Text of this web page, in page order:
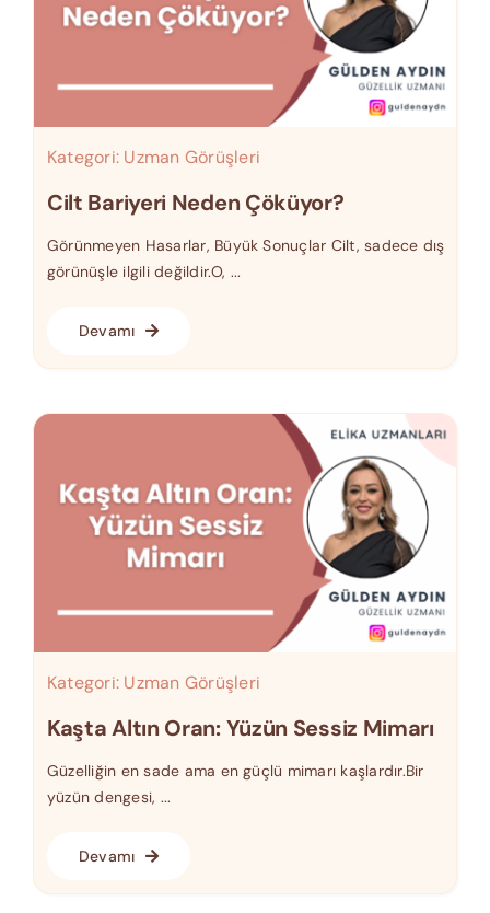
Kategori: Uzman Görüşleri
Cilt Bariyeri Neden Çöküyor?
Görünmeyen Hasarlar, Büyük Sonuçlar Cilt, sadece dış
görünüşle ilgili değildir.O, ...
Devamı
Kategori: Uzman Görüşleri
Kaşta Altın Oran: Yüzün Sessiz Mimarı
Güzelliğin en sade ama en güçlü mimarı kaşlardır.Bir
yüzün dengesi, ...
Devamı